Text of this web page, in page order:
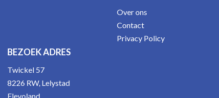
Over ons
Contact
Privacy Policy
BEZOEK ADRES
Twickel 57
8226 RW, Lelystad
Flevoland